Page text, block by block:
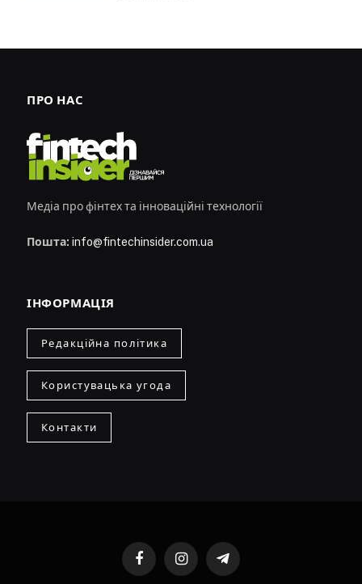
ПРО НАС
Медіа про фінтех та інноваційні технології
Пошта: info@fintechinsider.com.ua
ІНФОРМАЦІЯ
Редакційна політика
Користувацька угода
Контакти
FacebookInstagramTelegram